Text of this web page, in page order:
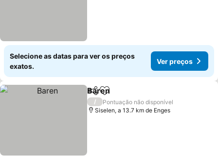
Selecione as datas para ver os preços
exatos.
Ver preços
PartilharAdicionar aos favoritos
Baren
/
Pontuação não disponível
Siselen, a 13.7 km de Enges